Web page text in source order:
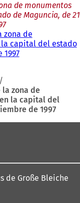
de monumentos
de Maguncia, de 21
zona de
la capital del estado
zona de
la capital del
de 1997
de Große Bleiche